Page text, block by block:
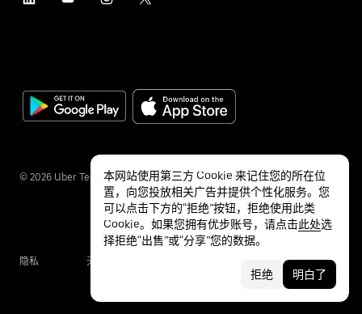
© 2026 Uber Technologies Inc.
隐私 无障碍服务
本网站使用第三方 Cookie 来记住您的所在位
置，向您投放相关广告并提供个性化服务。您
可以点击下方的“拒绝”按钮，拒绝使用此类
Cookie。如果您拥有优步账号，请点击此处选
择拒绝“出售”或“分享”您的数据。
拒绝 明白了